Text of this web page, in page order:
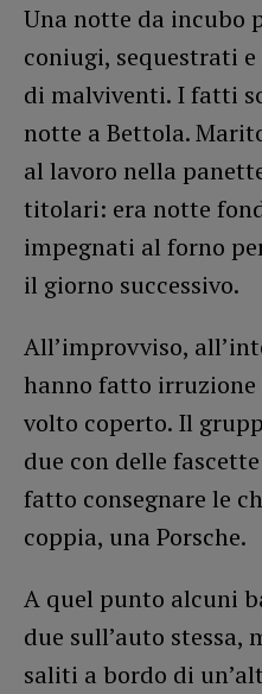
Una notte da incubo
coniugi, sequestrati
di malviventi. I fatti
notte a Bettola.
al lavoro nella
titolari: era notte
impegnati al forno
il giorno successivo.
All’improvviso,
hanno fatto
volto coperto. Il
due con delle
fatto consegnare le
coppia, una Porsche.
A quel punto alcuni
due sull’auto stessa,
saliti a bordo di